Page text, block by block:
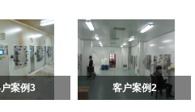
案例3 客户案例2